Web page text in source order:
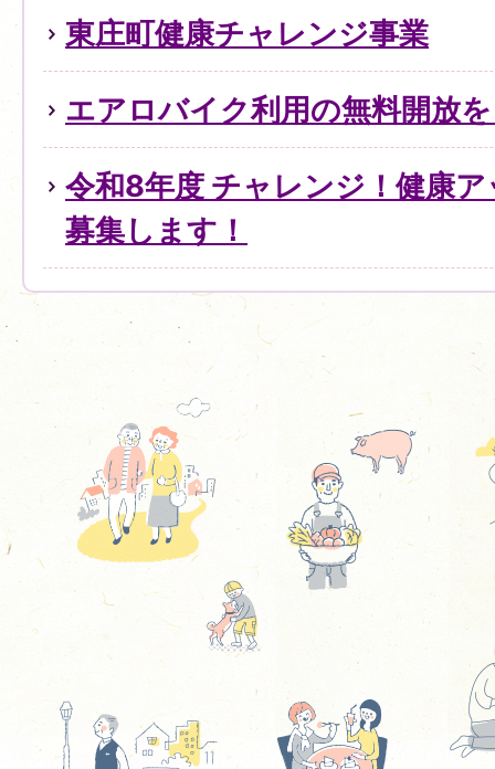
東庄町健康チャレンジ事業
エアロバイク利用の無料開放
令和8年度 チャレンジ！健康
募集します！